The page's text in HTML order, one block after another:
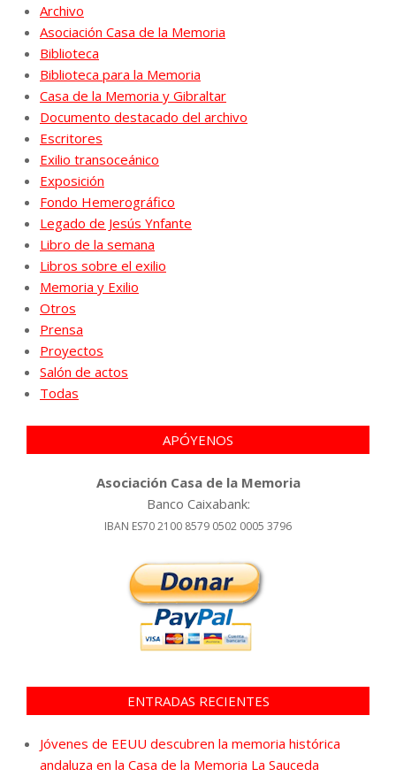
Archivo
Asociación Casa de la Memoria
Biblioteca
Biblioteca para la Memoria
Casa de la Memoria y Gibraltar
Documento destacado del archivo
Escritores
Exilio transoceánico
Exposición
Fondo Hemerográfico
Legado de Jesús Ynfante
Libro de la semana
Libros sobre el exilio
Memoria y Exilio
Otros
Prensa
Proyectos
Salón de actos
Todas
APÓYENOS
Asociación Casa de la Memoria
Banco Caixabank:
IBAN ES70 2100 8579 0502 0005 3796
ENTRADAS RECIENTES
Jóvenes de EEUU descubren la memoria histórica
andaluza en la Casa de la Memoria La Sauceda